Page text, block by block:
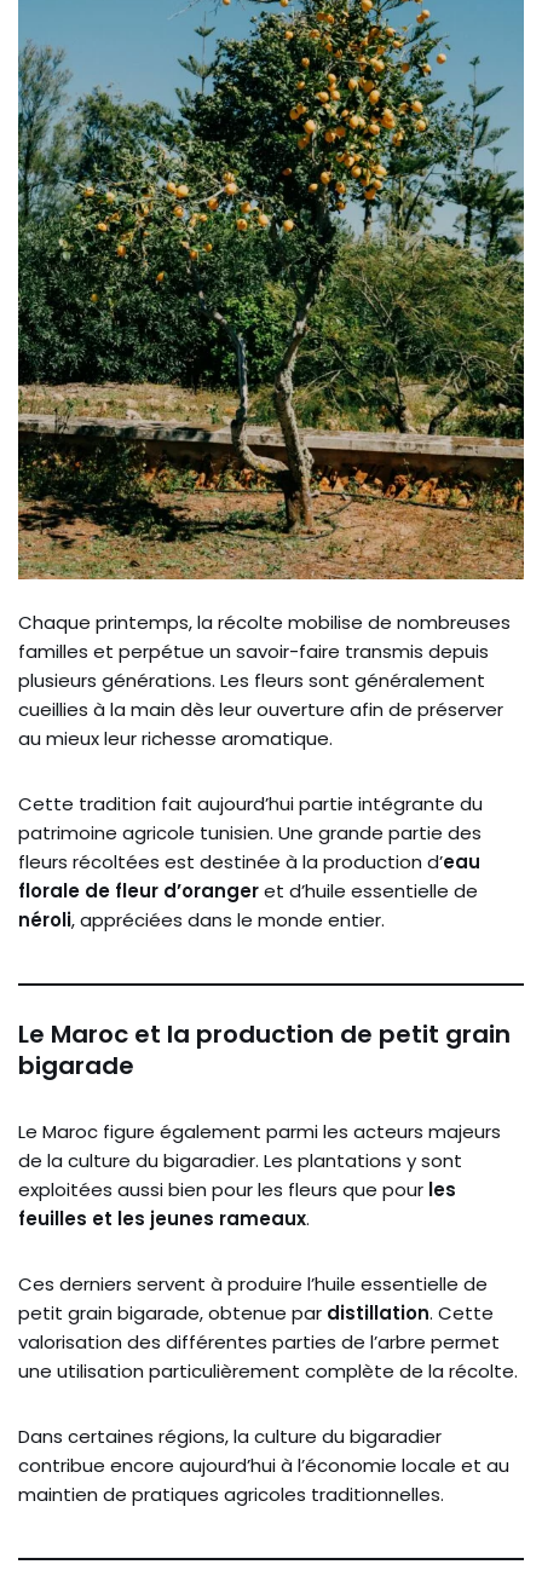
Chaque printemps, la récolte mobilise de nombreuses
familles et perpétue un savoir-faire transmis depuis
plusieurs générations. Les fleurs sont généralement
cueillies à la main dès leur ouverture afin de préserver
au mieux leur richesse aromatique.
Cette tradition fait aujourd’hui partie intégrante du
patrimoine agricole tunisien. Une grande partie des
fleurs récoltées est destinée à la production d’eau
florale de fleur d’orangeret d’huile essentielle de
néroli, appréciées dans le monde entier.
Le Maroc et la production de petit grain
bigarade
Le Maroc figure également parmi les acteurs majeurs
de la culture du bigaradier. Les plantations y sont
exploitées aussi bien pour les fleurs que pour les
feuilles et les jeunes rameaux.
Ces derniers servent à produire l’huile essentielle de
petit grain bigarade, obtenue par distillation. Cette
valorisation des différentes parties de l’arbre permet
une utilisation particulièrement complète de la récolte.
Dans certaines régions, la culture du bigaradier
contribue encore aujourd’hui à l’économie locale et au
maintien de pratiques agricoles traditionnelles.